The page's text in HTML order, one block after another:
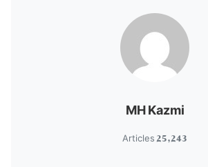
MH Kazmi
25,243 Articles